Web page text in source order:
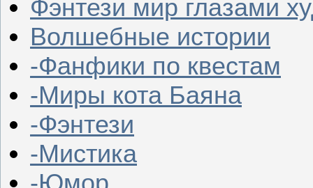
Фэнтези мир глазами
Волшебные истории
-Фанфики по квестам
-Миры кота Баяна
-Фэнтези
-Мистика